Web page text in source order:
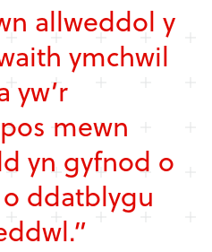
allweddol y
ymchwil
yw’r
mewn
yn gyfnod o
ddatblygu